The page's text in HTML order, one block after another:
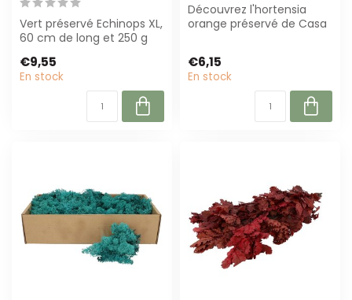
Vert préservé Echinops XL,
60 cm de long et 250 g
fai...
€9,55
En stock
Découvrez l'hortensia
orange préservé de Casa
€6,15
En stock